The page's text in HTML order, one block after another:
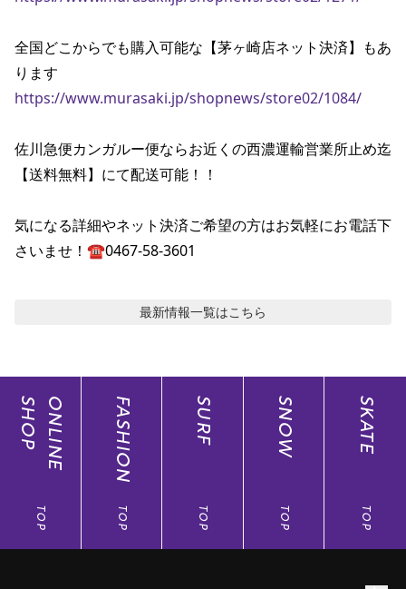
全国どこからでも購入可能な【茅ヶ崎店ネット決済】もあ
https://www.murasaki.jp/shopnews/store02/1084/
佐川急便カンガルー便ならお近くの西濃運輸営業所止め迄
【送料無料】にて配送可能！！
気になる詳細やネット決済ご希望の方はお気軽にお電話下
さいませ！☎️0467-58-3601
最新情報一覧はこちら
ONLINE
SHOP
TOP
FASHION
TOP
SURF
TOP
SNOW
TOP
SKATE
TOP